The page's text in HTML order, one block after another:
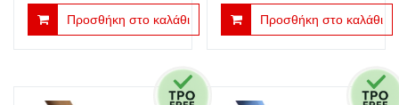
Προσθήκη στο καλάθι Προσθήκη στο καλάθι